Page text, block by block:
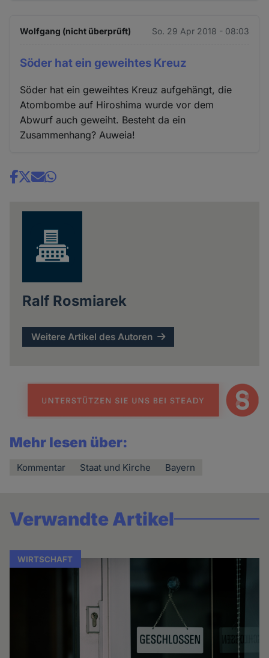
Wolfgang (nicht überprüft) So. 29 Apr 2018 - 08:03
Söder hat ein geweihtes Kreuz
Söder hat ein geweihtes Kreuz aufgehängt, die
Atombombe auf Hiroshima wurde vor dem
Abwurf auch geweiht. Besteht da ein
Zusammenhang? Auweia!
Share
Ralf Rosmiarek
Weitere Artikel des Autoren
Mehr lesen über:
Kommentar Staat und Kirche Bayern
Verwandte Artikel
WIRTSCHAFT